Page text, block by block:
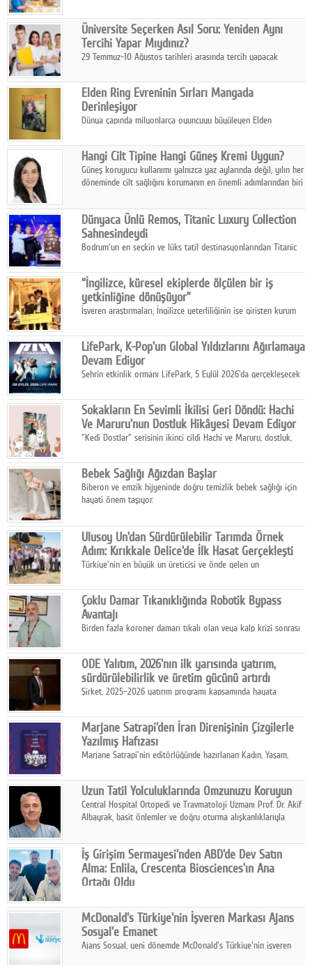
temizlik sağlayan, çevreye duyarlı bitkisel içerikli ürünleri tercih
ediyor.
Üniversite Seçerken Asıl Soru: Yeniden Aynı
Tercihi Yapar Mıydınız?
29 Temmuz-10 Ağustos tarihleri arasında tercih yapacak
Elden Ring Evreninin Sırları Mangada
Derinleşiyor
Dünya çapında milyonlarca oyuncuyu büyüleyen Elden
aksiyonu ve karanlık fantastik atmosferi bir araya getirmeyi
sürdürüyor.
Hangi Cilt Tipine Hangi Güneş Kremi Uygun?
Güneş koruyucu kullanımı yalnızca yaz aylarında değil, yılın her
döneminde cilt sağlığını korumanın en önemli adımlarından biri
Dünyaca Ünlü Remos, Titanic Luxury Collection
Sahnesindeydi
Bodrum'un en seçkin ve lüks tatil destinasyonlarından Titanic
yaz etkinlikleri kapsamında uluslararası yıldızları ağırlamaya
devam ediyor
“İngilizce, küresel ekiplerde ölçülen bir iş
yetkinliğine dönüşüyor”
İşveren araştırmaları, İngilizce yeterliliğinin işe girişten kurum
gösteriyor.
LifePark, K-Pop'un Global Yıldızlarını Ağırlamaya
Devam Ediyor
Şehrin etkinlik ormanı LifePark, 5 Eylül 2026'da gerçekleşecek
haritasında önemli bir destinasyon haline getirmeye
hazırlanıyor.
Sokakların En Sevimli İkilisi Geri Döndü: Hachi
Ve Maruru'nun Dostluk Hikâyesi Devam Ediyor
"Kedi Dostlar" serisinin ikinci cildi Hachi ve Maruru, dostluk,
mevsiminin zorlu koşulları eşliğinde anlatıyor.
Bebek Sağlığı Ağızdan Başlar
Biberon ve emzik hijyeninde doğru temizlik bebek sağlığı için
hayati önem taşıyor.
Ulusoy Un'dan Sürdürülebilir Tarımda Örnek
Adım: Kırıkkale Delice'de İlk Hasat Gerçekleşti
Türkiye'nin en büyük un üreticisi ve önde gelen un
yürüttüğü iyi tarım ve onarıcı tarım uygulamalarının ilk hasadını
gerçekleştirdi.
Çoklu Damar Tıkanıklığında Robotik Bypass
Avantajı
Birden fazla koroner damarı tıkalı olan veya kalp krizi sonrası
cerrahisi önemli bir tedavi seçeneği olarak öne çıkıyor.
ODE Yalıtım, 2026'nın ilk yarısında yatırım,
sürdürülebilirlik ve üretim gücünü artırdı
Şirket, 2025–2026 yatırım programı kapsamında hayata
hem de ihracat kapasitesini destekleyen altyapısını güçlendirdi.
Marjane Satrapi'den İran Direnişinin Çizgilerle
Yazılmış Hafızası
Marjane Satrapi'nin editörlüğünde hazırlanan Kadın, Yaşam,
protestolarını tarihsel, siyasal ve toplumsal boyutlarıyla
anlatan bir grafik roman.
Uzun Tatil Yolculuklarında Omzunuzu Koruyun
Central Hospital Ortopedi ve Travmatoloji Uzmanı Prof. Dr. Akif
Albayrak, basit önlemler ve doğru oturma alışkanlıklarıyla
İş Girişim Sermayesi'nden ABD'de Dev Satın
Alma: Enlila, Crescenta Biosciences'ın Ana
Ortağı Oldu
stratejisini uluslararası ölçeğe taşıyan satın alma hamlesini
tamamladı.
McDonald's Türkiye'nin İşveren Markası Ajans
Sosyal'e Emanet
Ajans Sosyal, yeni dönemde McDonald's Türkiye'nin işveren